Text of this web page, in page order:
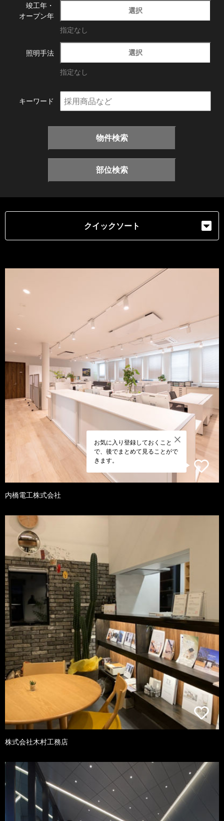
竣工年・
オープン年
選択
指定なし
照明手法 選択
指定なし
キーワード
物件検索
部位検索
クイックソート
お気に入り登録しておくこと
で、後でまとめて見ることがで
きます。
内橋電工株式会社
株式会社木村工務店